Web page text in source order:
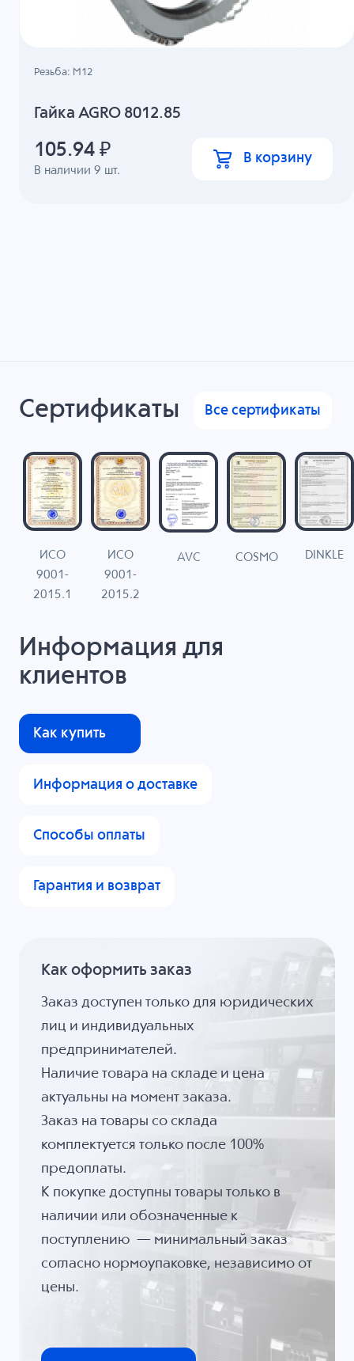
Гайка AGRO 8012.85
В наличии9 шт.
Резьба: M12
105.94 ₽ В корзину
Сертификаты Все сертификаты
ИСО
9001-
2015.1
ИСО
9001-
2015.2
AVC COSMO DINKLE
Информация для
клиентов
Как купить
Информация о доставке
Способы оплаты
Гарантия и возврат
Как оформить заказ
Заказ доступен только для юридических
лиц и индивидуальных
предпринимателей.
Наличие товара на складе и цена
актуальны на момент заказа.
Заказ на товары со склада
комплектуется только после 100%
предоплаты.
К покупке доступны товары только в
наличии или обозначенные к
поступлению — минимальный заказ
согласно нормоупаковке, независимо от
цены.